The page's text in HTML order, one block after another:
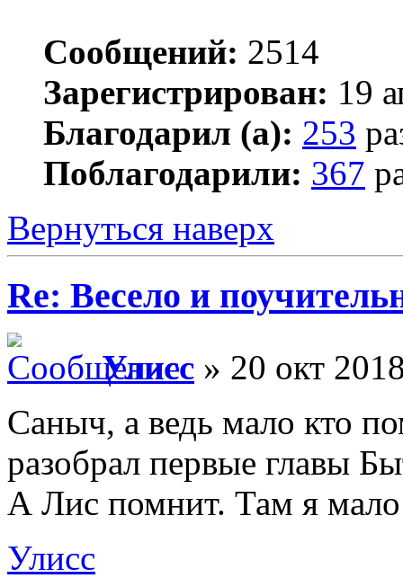
Сообщений: 2514
Зарегистрирован: 19
Благодарил (а): 253
Поблагодарили: 367
Вернуться наверх
Re: Весело и
Улисс » 20 окт
Саныч, а ведь мало кто
разобрал первые главы
А Лис помнит. Там я
Улисс